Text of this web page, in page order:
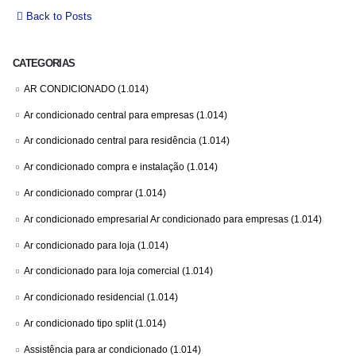
Back to Posts
CATEGORIAS
AR CONDICIONADO (1.014)
Ar condicionado central para empresas (1.014)
Ar condicionado central para residência (1.014)
Ar condicionado compra e instalação (1.014)
Ar condicionado comprar (1.014)
Ar condicionado empresarial Ar condicionado para empresas (1.014)
Ar condicionado para loja (1.014)
Ar condicionado para loja comercial (1.014)
Ar condicionado residencial (1.014)
Ar condicionado tipo split(1.014)
Assistência para ar condicionado (1.014)